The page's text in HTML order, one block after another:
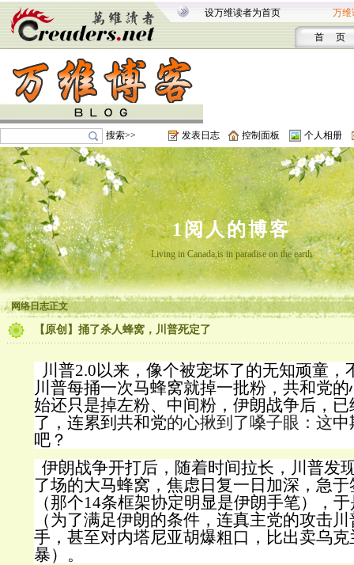
设万维读者为首页 万维
首 页
搜索>> 发表日志 控制面板 个人相册
1阅人的博客
Living in Canada,is in paradise on the earth
网络日志正文
【原创】捅了杀人蜂窝，川普死定了
川普2.0以来，像个被宠坏了的无知顽童，
川普每捅一次马蜂窝就掉一批粉，共和党
始还只是掉左粉、中间粉， 伊朗战争后，
了，连累到共和党的心揪到了嗓子眼：这中
吧？
伊朗战争开打后，随着时间拉长，川普发
了场的大马蜂窝，焦虑日复一日加深，急
（那个14条框架协定明显是伊朗手笔），
（为了满足伊朗的条件，连真主党的攻击川
手，甚至对内塔尼亚胡爆粗口，比出卖乌
暴）。